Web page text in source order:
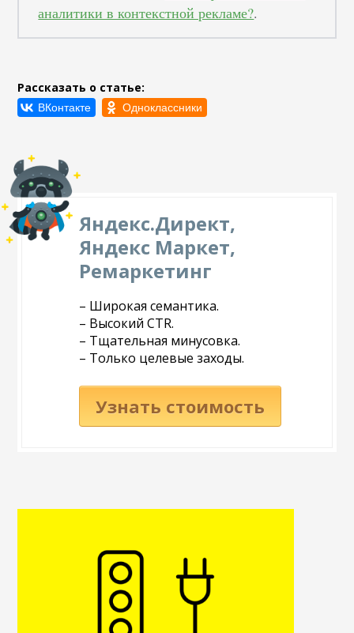
аналитики в контекстной рекламе?.
Рассказать о статье:
Яндекс.Директ,
Яндекс Маркет,
Ремаркетинг
– Широкая семантика.
– Высокий CTR.
– Тщательная минусовка.
– Только целевые заходы.
Узнать стоимость